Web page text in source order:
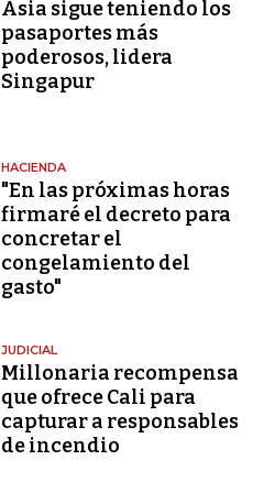
Asia sigue teniendo los
pasaportes más
poderosos, lidera
Singapur
HACIENDA
"En las próximas horas
firmaré el decreto para
concretar el
congelamiento del
gasto"
JUDICIAL
Millonaria recompensa
que ofrece Cali para
capturar a responsables
de incendio